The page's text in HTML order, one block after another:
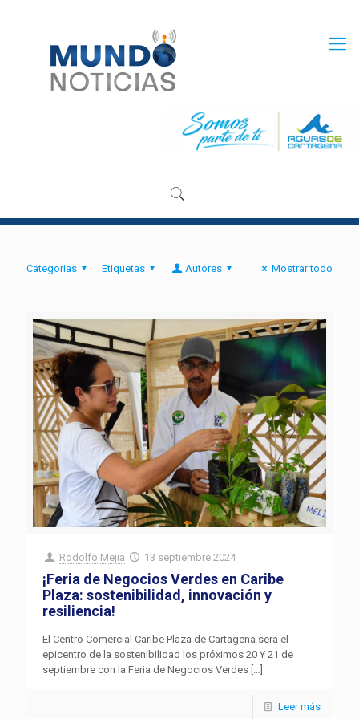
Categorias Etiquetas Autores Mostrar todo
Rodolfo Mejia 13 septiembre 2024
¡Feria de Negocios Verdes en Caribe
Plaza: sostenibilidad, innovación y
resiliencia!
El Centro Comercial Caribe Plaza de Cartagena será el
epicentro de la sostenibilidad los próximos 20 Y 21 de
septiembre con la Feria de Negocios Verdes
Leer más